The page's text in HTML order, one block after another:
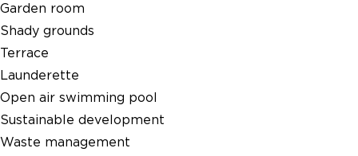
Garden room
Shady grounds
Terrace
Launderette
Open air swimming pool
Sustainable development
Waste management